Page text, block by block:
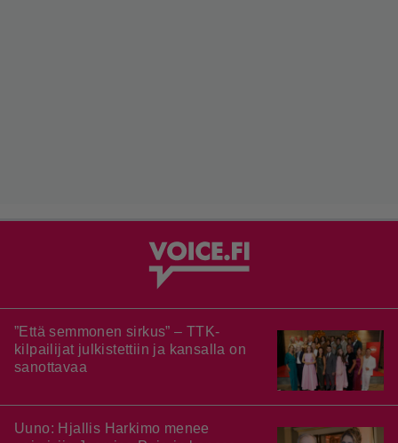
”Että semmonen sirkus” – TTK-
kilpailijat julkistettiin ja kansalla on
sanottavaa
Uuno: Hjallis Harkimo menee